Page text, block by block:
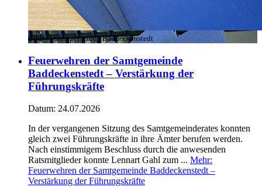
Bild:© Samtgemeinde Baddeckenstedt
Feuerwehren der Samtgemeinde
Baddeckenstedt – Verstärkung der
Führungskräfte
Datum: 24.07.2026
In der vergangenen Sitzung des Samtgemeinderates konnten
gleich zwei Führungskräfte in ihre Ämter berufen werden.
Nach einstimmigem Beschluss durch die anwesenden
Ratsmitglieder konnte Lennart Gahl zum ... Mehr:
Feuerwehren der Samtgemeinde Baddeckenstedt –
Verstärkung der Führungskräfte